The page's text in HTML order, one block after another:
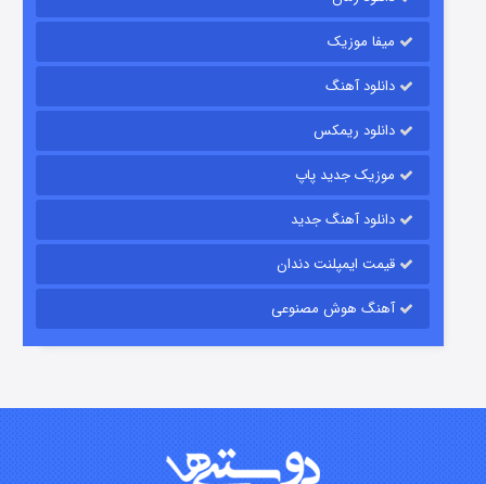
قسمت
قسمت۲ (دوبله) منتشر شد
میفا موزیک
دانلود آهنگ
دانلود ریمکس
موزیک جدید پاپ
دانلود آهنگ جدید
قیمت ایمپلنت دندان
آهنگ هوش مصنوعی